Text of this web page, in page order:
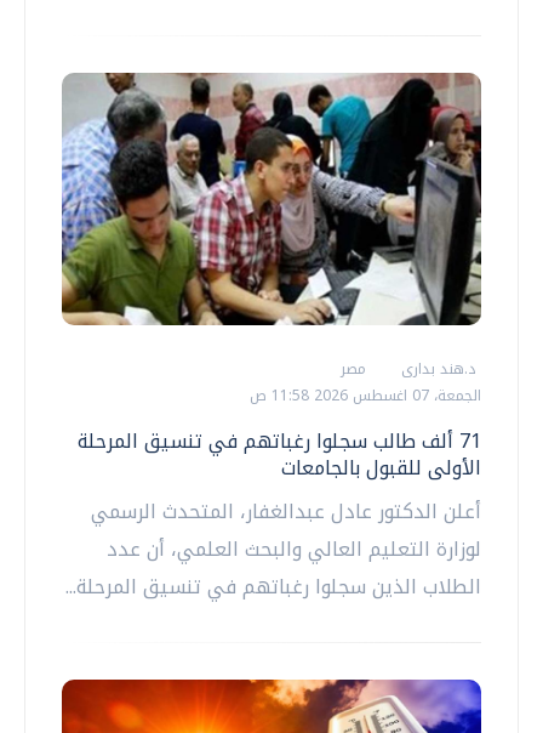
د.هند بدارى
مصر
الجمعة، 07 اغسطس 2026 11:58 ص
71 ألف طالب سجلوا رغباتهم في تنسيق المرحلة
الأولى للقبول بالجامعات
أعلن الدكتور عادل عبدالغفار، المتحدث الرسمي
لوزارة التعليم العالي والبحث العلمي، أن عدد
الطلاب الذين سجلوا رغباتهم في تنسيق المرحلة...